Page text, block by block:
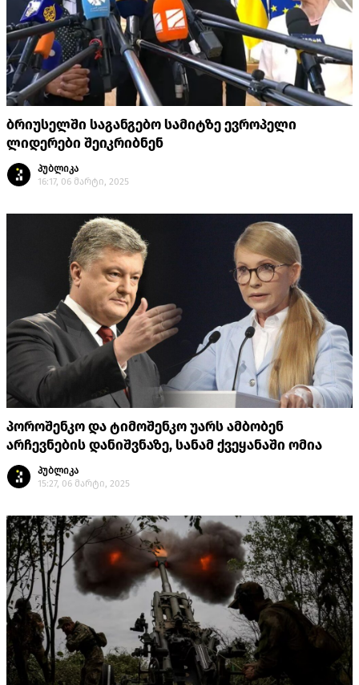
ბრიუსელში საგანგებო სამიტზე ევროპელი
ლიდერები შეიკრიბნენ
პუბლიკა
16:17, 06 მარტი, 2025
პოროშენკო და ტიმოშენკო უარს ამბობენ
არჩევნების დანიშვნაზე, სანამ ქვეყანაში ომია
პუბლიკა
15:27, 06 მარტი, 2025